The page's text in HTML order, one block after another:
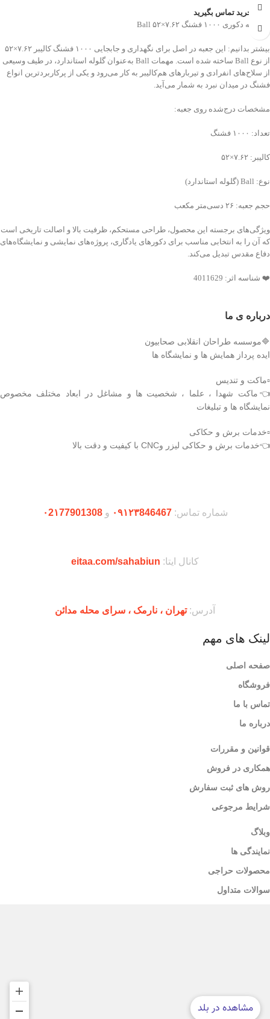
جهت خرید تماس بگیرید
💠 جعبه دکوری ۱۰۰۰ فشنگ ۷.۶۲×۵۲ Ball
بیشتر بدانیم: این جعبه در اصل برای نگهداری و جابجایی ۱۰۰۰ فشنگ کالیبر ۷.۶۲×۵۲
از نوع Ball ساخته شده است. مهمات Ball به‌عنوان گلوله استاندارد، در طیف وسیعی
از سلاح‌های انفرادی و تیربارهای هم‌کالیبر به کار می‌رود و یکی از پرکاربردترین انواع
فشنگ در میدان نبرد به شمار می‌آید.
مشخصات درج‌شده روی جعبه:
تعداد: ۱۰۰۰ فشنگ
کالیبر: ۷.۶۲×۵۲
نوع: Ball (گلوله استاندارد)
حجم جعبه: ۲۶ دسی‌متر مکعب
ویژگی‌های برجسته این محصول، طراحی مستحکم، ظرفیت بالا و اصالت تاریخی است
که آن را به انتخابی مناسب برای دکورهای یادگاری، پروژه‌های نمایشی و نمایشگاه‌های
دفاع مقدس تبدیل می‌کند.
❤️ شناسه اثر: 4011629
درباره ی ما
🔷موسسه طراحان انقلابی صحابیون
ایده پرداز همایش ها و نمایشگاه ها
▫️ماکت و تندیس
👈ماکت شهدا ، علما ، شخصیت ها و مشاغل در ابعاد مختلف مخصوص
نمایشگاه ها و تبلیغات
▫️خدمات برش و حکاکی
👈خدمات برش و حکاکی لیزر وCNC با کیفیت و دقت بالا
شماره تماس:۰۹۱۲۳846467 و۰2۱77901308
کانال ایتا: eitaa.com/sahabiun
آدرس:تهران ،‌ نارمک ، سرای محله مدائن
لینک های مهم
صفحه اصلی
فروشگاه
تماس با ما
درباره ما
قوانین و مقررات
همکاری در فروش
روش های ثبت سفارش
شرایط مرجوعی
وبلاگ
نمایندگی ها
محصولات حراجی
سوالات متداول